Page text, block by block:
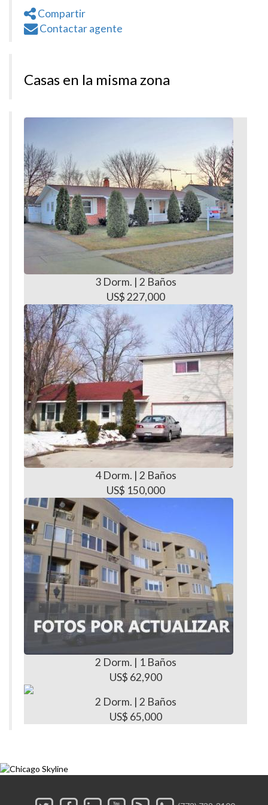
Compartir
Contactar agente
Casas en la misma zona
3 Dorm. | 2 Baños
US$ 227,000
4 Dorm. | 2 Baños
US$ 150,000
2 Dorm. | 1 Baños
US$ 62,900
2 Dorm. | 2 Baños
US$ 65,000